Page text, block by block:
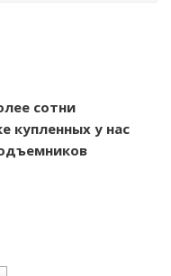
сотни
купленных у нас